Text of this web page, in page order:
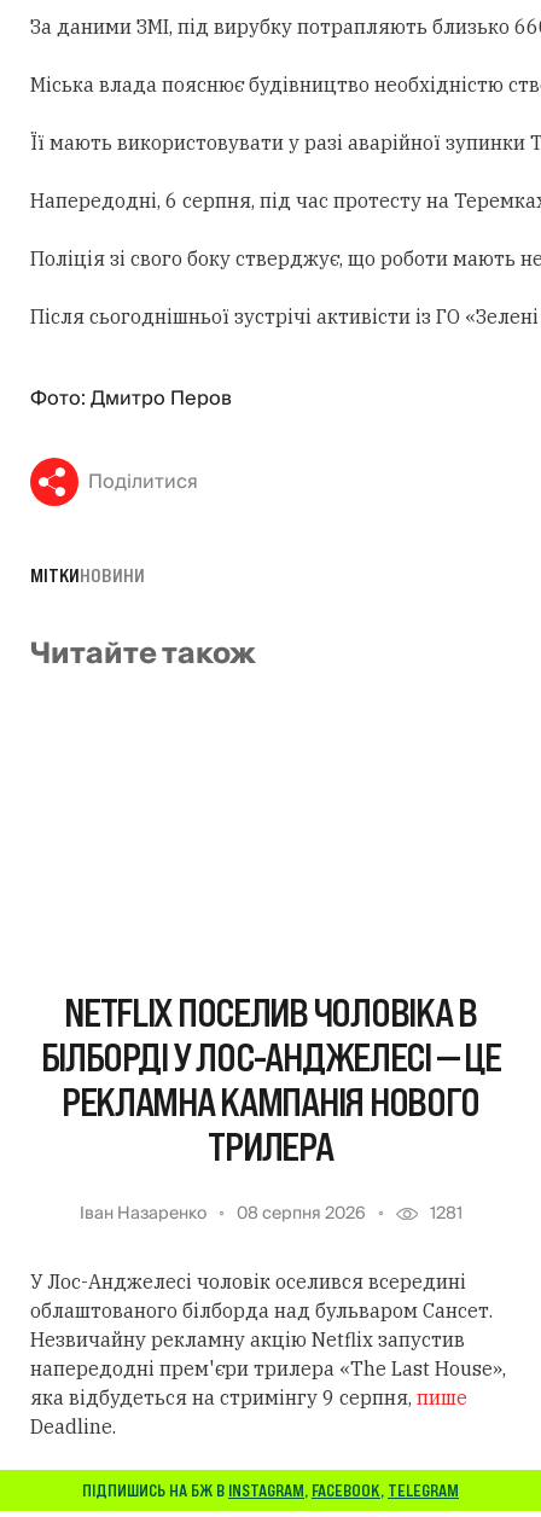
За даними ЗМІ, під вирубку потрапляють близько
Міська влада пояснює будівництво необхідністю
Її мають використовувати у разі аварійної
Напередодні, 6 серпня, під час протесту на
Поліція зі свого боку стверджує, що роботи мають
Після сьогоднішньої зустрічі активісти із ГО
Фото: Дмитро Перов
Поділитися
МІТКИНОВИНИ
Читайте також
NETFLIX ПОСЕЛИВ ЧОЛОВІКА В
БІЛБОРДІ У ЛОС-АНДЖЕЛЕСІ — ЦЕ
РЕКЛАМНА КАМПАНІЯ НОВОГО
ТРИЛЕРА
Іван Назаренко 08 серпня 2026 1281
У Лос-Анджелесі чоловік оселився всередині
облаштованого білборда над бульваром Сансет.
Незвичайну рекламну акцію Netflix запустив
напередодні прем'єри трилера «The Last House»,
яка відбудеться на стримінгу 9 серпня, пише
Deadline.
ПІДПИШИСЬ НА БЖ В INSTAGRAM, FACEBOOK, TELEGRAM